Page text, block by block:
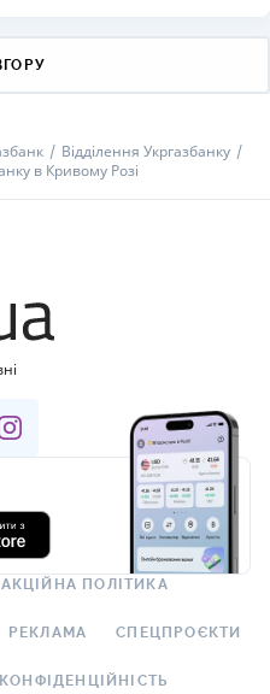
Відділення Укргазбанку
в Кривому Розі
ПОЛІТИКА
РЕКЛАМА СПЕЦПРОЄКТИ
КОНФІДЕНЦІЙНІСТЬ